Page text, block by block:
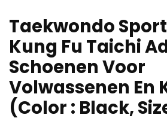
Taekwondo
Kung Fu Taichi
Schoenen Voor
Volwassenen En
(Color : Black,